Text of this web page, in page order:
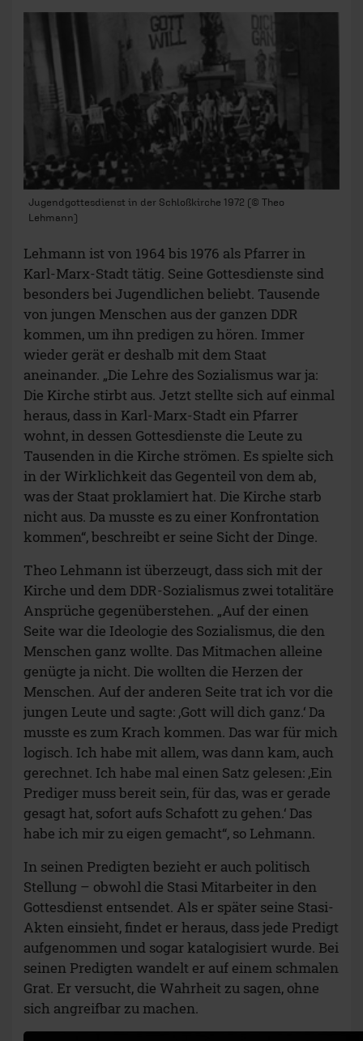
Jugendgottesdienst in der Schloßkirche 1972 (© Theo
Lehmann)
Lehmann ist von 1964 bis 1976 als Pfarrer in
Karl-Marx-Stadt tätig. Seine Gottesdienste sind
besonders bei Jugendlichen beliebt. Tausende
von jungen Menschen aus der ganzen DDR
kommen, um ihn predigen zu hören. Immer
wieder gerät er deshalb mit dem Staat
aneinander. „Die Lehre des Sozialismus war ja:
Die Kirche stirbt aus. Jetzt stellte sich auf einmal
heraus, dass in Karl-Marx-Stadt ein Pfarrer
wohnt, in dessen Gottesdienste die Leute zu
Tausenden in die Kirche strömen. Es spielte sich
in der Wirklichkeit das Gegenteil von dem ab,
was der Staat proklamiert hat. Die Kirche starb
nicht aus. Da musste es zu einer Konfrontation
kommen“, beschreibt er seine Sicht der Dinge.
Theo Lehmann ist überzeugt, dass sich mit der
Kirche und dem DDR-Sozialismus zwei totalitäre
Ansprüche gegenüberstehen. „Auf der einen
Seite war die Ideologie des Sozialismus, die den
Menschen ganz wollte. Das Mitmachen alleine
genügte ja nicht. Die wollten die Herzen der
Menschen. Auf der anderen Seite trat ich vor die
jungen Leute und sagte: ‚Gott will dich ganz.‘ Da
musste es zum Krach kommen. Das war für mich
logisch. Ich habe mit allem, was dann kam, auch
gerechnet. Ich habe mal einen Satz gelesen: ‚Ein
Prediger muss bereit sein, für das, was er gerade
gesagt hat, sofort aufs Schafott zu gehen.‘ Das
habe ich mir zu eigen gemacht“, so Lehmann.
In seinen Predigten bezieht er auch politisch
Stellung – obwohl die Stasi Mitarbeiter in den
Gottesdienst entsendet. Als er später seine Stasi-
Akten einsieht, findet er heraus, dass jede Predigt
aufgenommen und sogar katalogisiert wurde. Bei
seinen Predigten wandelt er auf einem schmalen
Grat. Er versucht, die Wahrheit zu sagen, ohne
sich angreifbar zu machen.